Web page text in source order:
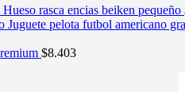
Hueso rasca encias beiken pequeño
Juguete pelota futbol americano
$8.403